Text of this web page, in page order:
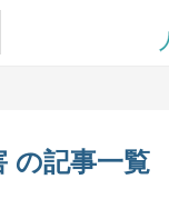
の記事一覧